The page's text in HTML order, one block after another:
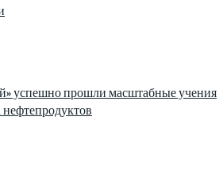
успешно прошли масштабные учения